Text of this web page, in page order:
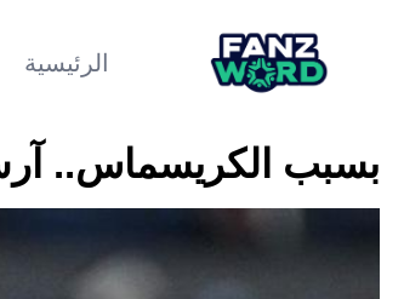
الرئيسية
بسبب الكريسماس..